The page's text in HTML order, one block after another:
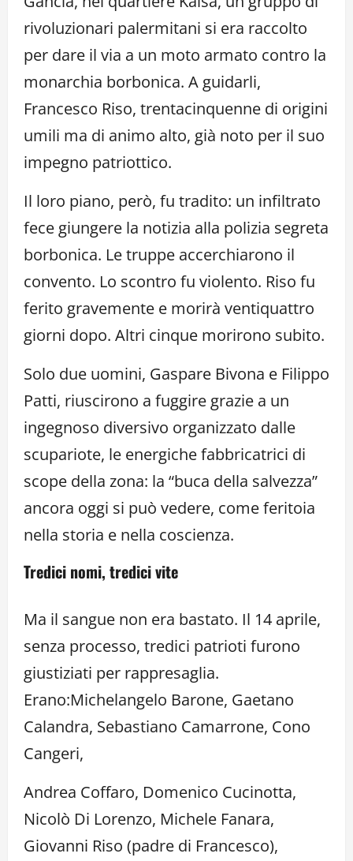
rivoluzionari palermitani si era raccolto
per dare il via a un moto armato contro la
monarchia borbonica. A guidarli,
Francesco Riso, trentacinquenne di origini
umili ma di animo alto, già noto per il suo
impegno patriottico.
Il loro piano, però, fu tradito: un infiltrato
fece giungere la notizia alla polizia segreta
borbonica. Le truppe accerchiarono il
convento. Lo scontro fu violento. Riso fu
ferito gravemente e morirà ventiquattro
giorni dopo. Altri cinque morirono subito.
Solo due uomini, Gaspare Bivona e Filippo
Patti, riuscirono a fuggire grazie a un
ingegnoso diversivo organizzato dalle
scupariote, le energiche fabbricatrici di
scope della zona: la “buca della salvezza”
ancora oggi si può vedere, come feritoia
nella storia e nella coscienza.
Tredici nomi, tredici vite
Ma il sangue non era bastato. Il 14 aprile,
senza processo, tredici patrioti furono
giustiziati per rappresaglia.
Erano:Michelangelo Barone, Gaetano
Calandra, Sebastiano Camarrone, Cono
Cangeri,
Andrea Coffaro, Domenico Cucinotta,
Nicolò Di Lorenzo, Michele Fanara,
Giovanni Riso (padre di Francesco),